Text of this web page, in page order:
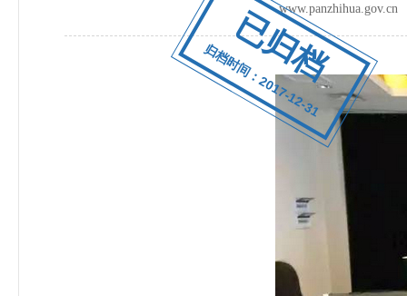
已归档
归档时间：2017-12-31